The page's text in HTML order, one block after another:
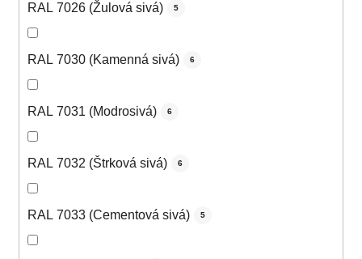
RAL 7026 (Žulová sivá) 5
RAL 7030 (Kamenná sivá) 6
RAL 7031 (Modrosivá) 6
RAL 7032 (Štrková sivá) 6
RAL 7033 (Cementová sivá) 5